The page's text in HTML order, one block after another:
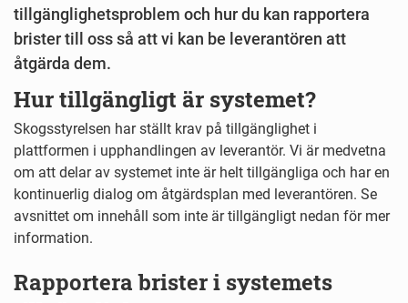
tillgänglighetsproblem och hur du kan rapportera
brister till oss så att vi kan be leverantören att
åtgärda dem.
Hur tillgängligt är systemet?
Skogsstyrelsen har ställt krav på tillgänglighet i
plattformen i upphandlingen av leverantör. Vi är medvetna
om att delar av systemet inte är helt tillgängliga och har en
kontinuerlig dialog om åtgärdsplan med leverantören. Se
avsnittet om innehåll som inte är tillgängligt nedan för mer
information.
Rapportera brister i systemets